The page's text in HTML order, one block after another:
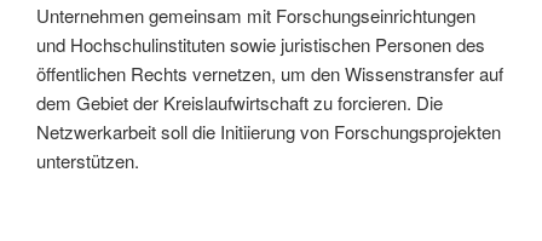
Unternehmen gemeinsam mit Forschungseinrichtungen
und Hochschulinstituten sowie juristischen Personen des
öffentlichen Rechts vernetzen, um den Wissenstransfer auf
dem Gebiet der Kreislaufwirtschaft zu forcieren. Die
Netzwerkarbeit soll die Initiierung von Forschungsprojekten
unterstützen.